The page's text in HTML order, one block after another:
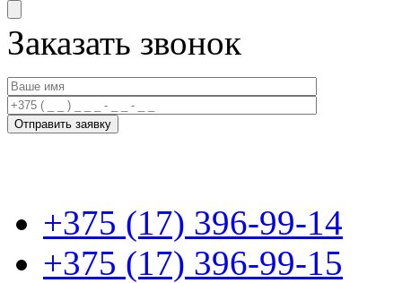
Заказать звонок
+375 (17) 396-99-14
+375 (17) 396-99-15